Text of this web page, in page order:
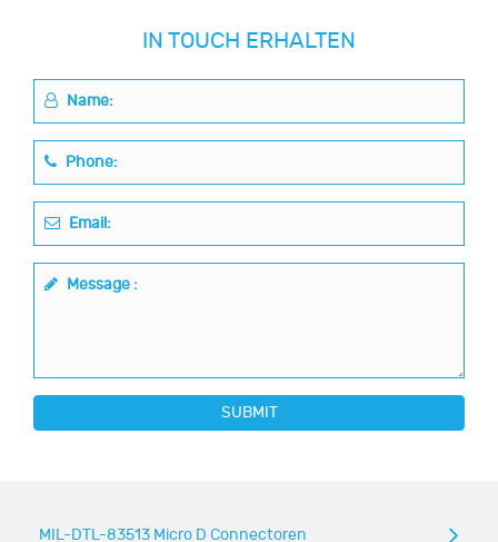
IN TOUCH ERHALTEN
Name:
Phone:
Email:
Message :
SUBMIT
MIL-DTL-83513 Micro D Connectoren